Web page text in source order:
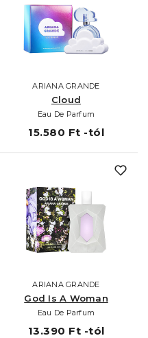
ARIANA GRANDE
Cloud
Eau De Parfum
15.580 Ft -tól
ARIANA GRANDE
God Is A Woman
Eau De Parfum
13.390 Ft -tól